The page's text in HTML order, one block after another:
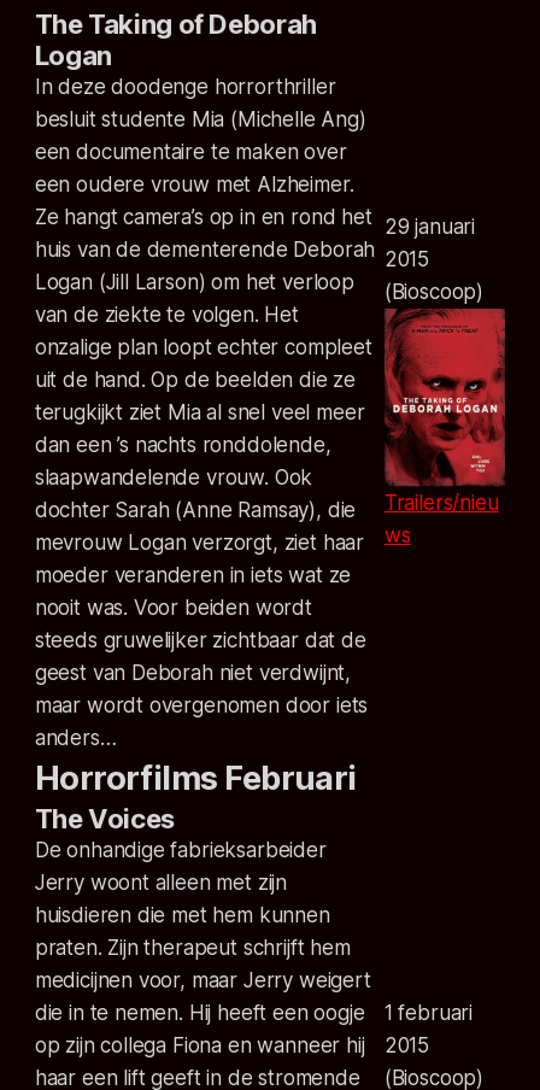
The Taking of Deborah
Logan
In deze doodenge horrorthriller
besluit studente Mia (Michelle Ang)
een documentaire te maken over
een oudere vrouw met Alzheimer.
Ze hangt camera’s op in en rond het
huis van de dementerende Deborah
Logan (Jill Larson) om het verloop
van de ziekte te volgen. Het
onzalige plan loopt echter compleet
uit de hand. Op de beelden die ze
terugkijkt ziet Mia al snel veel meer
dan een ’s nachts ronddolende,
slaapwandelende vrouw. Ook
dochter Sarah (Anne Ramsay), die
mevrouw Logan verzorgt, ziet haar
moeder veranderen in iets wat ze
nooit was. Voor beiden wordt
steeds gruwelijker zichtbaar dat de
geest van Deborah niet verdwijnt,
maar wordt overgenomen door iets
anders…
29 januari
2015
(Bioscoop)
Trailers/nieu
ws
Horrorfilms Februari
The Voices
De onhandige fabrieksarbeider
Jerry woont alleen met zijn
huisdieren die met hem kunnen
praten. Zijn therapeut schrijft hem
medicijnen voor, maar Jerry weigert
die in te nemen. Hij heeft een oogje
op zijn collega Fiona en wanneer hij
haar een lift geeft in de stromende
1 februari
2015
(Bioscoop)